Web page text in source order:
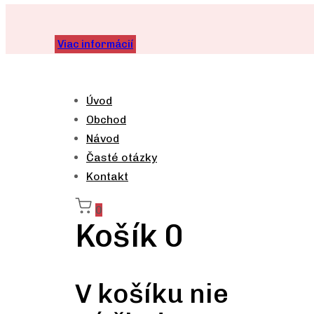
Viac informácií
Úvod
Obchod
Návod
Časté otázky
Kontakt
0
Košík 0
V košíku nie